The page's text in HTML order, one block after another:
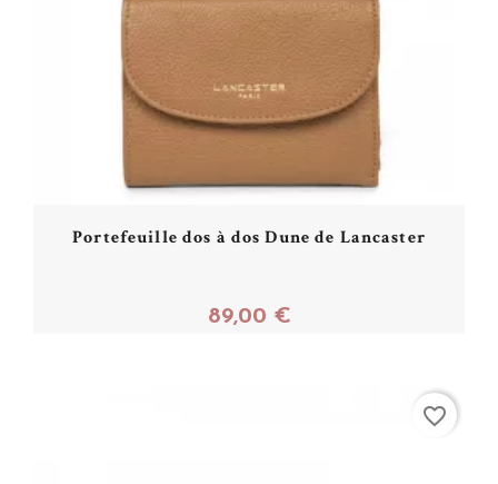
Portefeuille dos à dos Dune de Lancaster
89,00 €
favorite_border